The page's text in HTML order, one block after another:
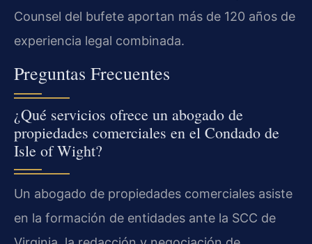
Counsel del bufete aportan más de 120 años de
experiencia legal combinada.
Preguntas Frecuentes
¿Qué servicios ofrece un abogado de
propiedades comerciales en el Condado de
Isle of Wight?
Un abogado de propiedades comerciales asiste
en la formación de entidades ante la SCC de